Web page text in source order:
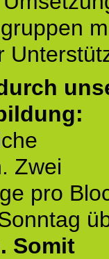
Zwei
pro
Somit